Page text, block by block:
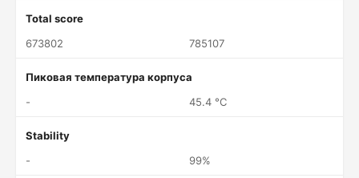
Total score
673802
785107
Пиковая температура корпуса
-
45.4 °C
Stability
-
99%